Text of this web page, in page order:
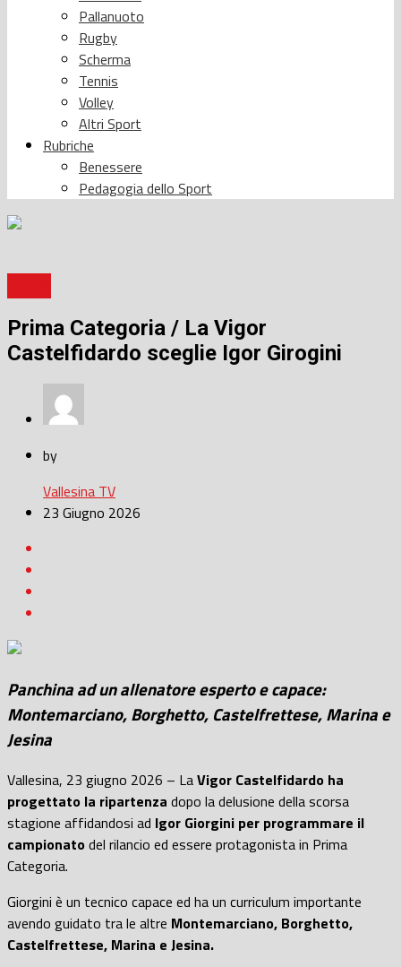
Pallanuoto
Rugby
Scherma
Tennis
Volley
Altri Sport
Rubriche
Benessere
Pedagogia dello Sport
Prima Categoria / La Vigor
Castelfidardo sceglie Igor Girogini
by
Vallesina TV
23 Giugno 2026
Panchina ad un allenatore esperto e capace:
Montemarciano, Borghetto, Castelfrettese, Marina e
Jesina
Vallesina, 23 giugno 2026 – LaVigor Castelfidardo ha
progettato la ripartenza dopo la delusione della scorsa
stagione affidandosi ad Igor Giorgini per programmare il
campionatodel rilancio ed essere protagonista in Prima
Categoria.
Giorgini è un tecnico capace ed ha un curriculum importante
avendo guidato tra le altre Montemarciano, Borghetto,
Castelfrettese, Marina e Jesina.